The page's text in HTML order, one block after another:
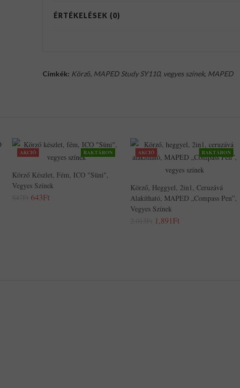
ÉRTÉKELÉSEK (0)
Címkék: Körző, MAPED Study SY110, vegyes színek, MAPED
AKCIÓ RAKTÁRON
Körző Készlet, Fém, ICO "Süni",
Vegyes Színek
643Ft
AKCIÓ RAKTÁRON
Körző, Heggyel, 2in1, Ceruzává
Alakítható, MAPED „Compass Pen”,
Vegyes Színek
1,891Ft